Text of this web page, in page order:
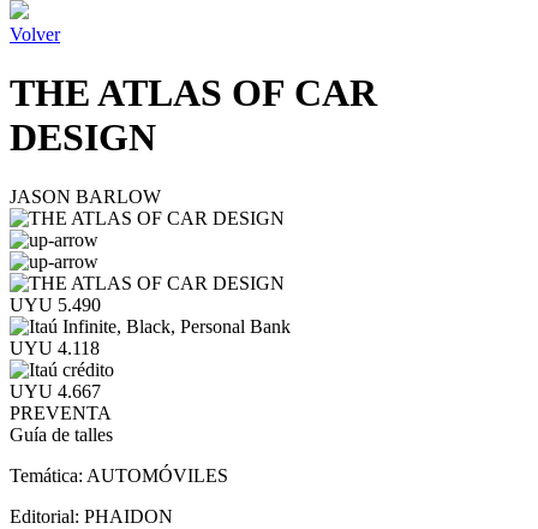
Volver
THE ATLAS OF CAR
DESIGN
JASON BARLOW
UYU 5.490
UYU 4.118
UYU 4.667
PREVENTA
Guía de talles
Temática: AUTOMÓVILES
Editorial: PHAIDON